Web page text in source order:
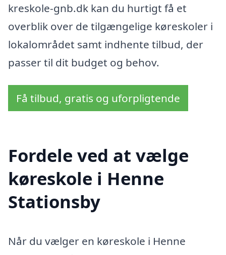
kreskole-gnb.dk kan du hurtigt få et
overblik over de tilgængelige køreskoler i
lokalområdet samt indhente tilbud, der
passer til dit budget og behov.
Få tilbud, gratis og uforpligtende
Fordele ved at vælge
køreskole i Henne
Stationsby
Når du vælger en køreskole i Henne